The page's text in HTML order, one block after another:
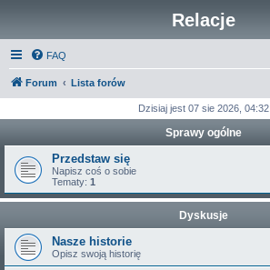
Relacje
FAQ
Forum Lista forów
Dzisiaj jest 07 sie 2026, 04:32
Sprawy ogólne
Przedstaw się
Napisz coś o sobie
Tematy: 1
Dyskusje
Nasze historie
Opisz swoją historię